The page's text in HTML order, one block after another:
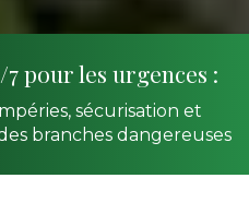
pour les urgences :
sécurisation et
branches dangereuses